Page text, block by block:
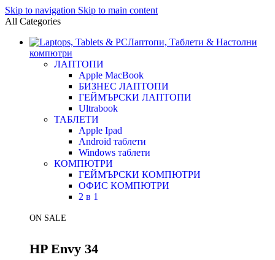
Skip to navigation Skip to main content
All Categories
Лаптопи, Таблети & Настолни
компютри
ЛАПТОПИ
Apple MacBook
БИЗНЕС ЛАПТОПИ
ГЕЙМЪРСКИ ЛАПТОПИ
Ultrabook
ТАБЛЕТИ
Apple Ipad
Android таблети
Windows таблети
КОМПЮТРИ
ГЕЙМЪРСКИ КОМПЮТРИ
ОФИС КОМПЮТРИ
2 в 1
ON SALE
HP Envy 34